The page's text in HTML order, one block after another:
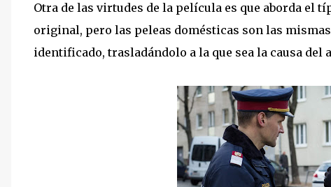
Otra de las virtudes de la película es que aborda el
original, pero las peleas domésticas son las
identificado, trasladándolo a la que sea la causa del